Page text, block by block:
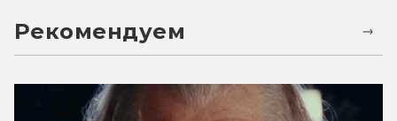
Рекомендуем